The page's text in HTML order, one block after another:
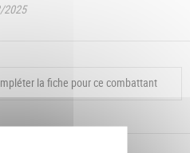
2025
la fiche pour ce combattant